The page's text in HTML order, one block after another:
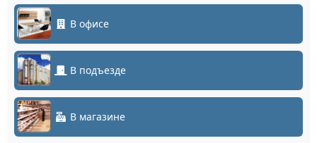
В офисе
В подъезде
В магазине